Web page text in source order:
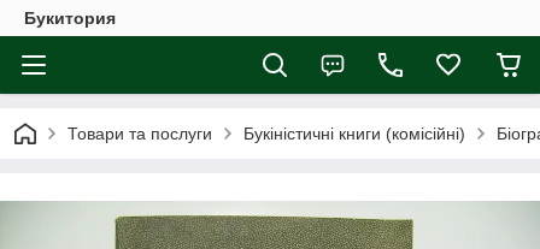
Букитория
Товари та послуги Букіністичні книги (комісійні)